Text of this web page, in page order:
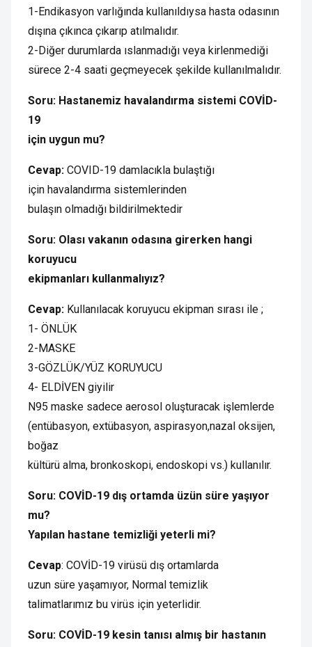
1-Endikasyon varlığında kullanıldıysa hasta odasının
dışına çıkınca çıkarıp atılmalıdır.
2-Diğer durumlarda ıslanmadığı veya kirlenmediği
sürece 2-4 saati geçmeyecek şekilde kullanılmalıdır.
Soru: Hastanemiz havalandırma sistemi COVİD-
19
için uygun mu?
Cevap: COVID-19 damlacıkla bulaştığı
için havalandırma sistemlerinden
bulaşın olmadığı bildirilmektedir
Soru: Olası vakanın odasına girerken hangi
koruyucu
ekipmanları kullanmalıyız?
Cevap: Kullanılacak koruyucu ekipman sırası ile ;
1- ÖNLÜK
2-MASKE
3-GÖZLÜK/YÜZ KORUYUCU
4- ELDİVEN giyilir
N95 maske sadece aerosol oluşturacak işlemlerde
(entübasyon, extübasyon, aspirasyon,nazal oksijen,
boğaz
kültürü alma, bronkoskopi, endoskopi vs.) kullanılır.
Soru: COVİD-19 dış ortamda üzün süre yaşıyor
mu?
Yapılan hastane temizliği yeterli mi?
Cevap: COVİD-19 virüsü dış ortamlarda
uzun süre yaşamıyor, Normal temizlik
talimatlarımız bu virüs için yeterlidir.
Soru: COVİD-19 kesin tanısı almış bir hastanın